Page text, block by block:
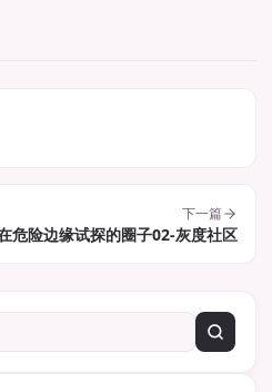
下一篇
危险边缘试探的圈子02-灰度社区